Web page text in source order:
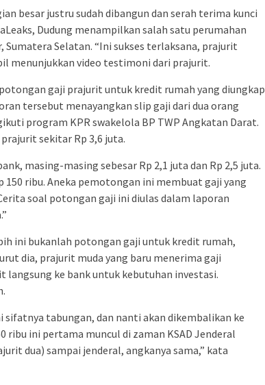
besar justru sudah dibangun dan serah terima kunci
Dudung menampilkan salah satu perumahan
Sumatera Selatan. “Ini sukses terlaksana, prajurit
menunjukkan video testimoni dari prajurit.
gaji prajurit untuk kredit rumah yang diungkap
tersebut menayangkan slip gaji dari dua orang
program KPR swakelola BP TWP Angkatan Darat.
sekitar Rp 3,6 juta.
masing-masing sebesar Rp 2,1 juta dan Rp 2,5 juta.
150 ribu. Aneka pemotongan ini membuat gaji yang
soal potongan gaji ini diulas dalam laporan
ini bukanlah potongan gaji untuk kredit rumah,
dia, prajurit muda yang baru menerima gaji
ke bank untuk kebutuhan investasi.
sifatnya tabungan, dan nanti akan dikembalikan ke
ribu ini pertama muncul di zaman KSAD Jenderal
dua) sampai jenderal, angkanya sama,” kata